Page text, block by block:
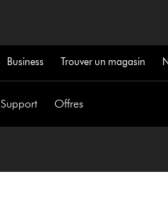
Business Trouver un magasin
Support Offres